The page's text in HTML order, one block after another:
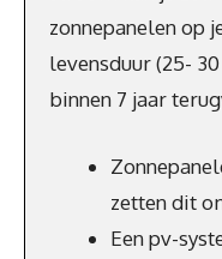
zonnepanelen op
levensduur (25-
binnen 7 jaar
zetten dit
Een pv-